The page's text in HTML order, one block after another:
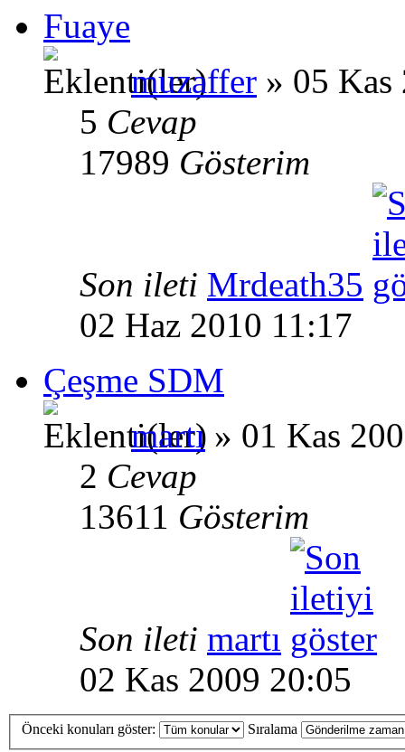
Fuaye
muzaffer » 05 Kas
5 Cevap
17989 Gösterim
Son ileti Mrdeath35
02 Haz 2010 11:17
Çeşme SDM
martı» 01 Kas
2 Cevap
13611 Gösterim
Son ileti martı
02 Kas 2009 20:05
Önceki konuları göster: Sıralama